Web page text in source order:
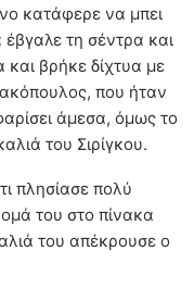
κατάφερε να μπει
τη σέντρα και
και βρήκε δίχτυα με
που ήταν
άμεσα, όμως το
του Σιρίγκου.
πλησίασε πολύ
του στο πίνακα
του απέκρουσε ο